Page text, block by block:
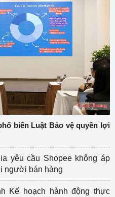
biến Luật Bảo vệ quyền lợi
yêu cầu Shopee không áp
người bán hàng
Kế hoạch hành động thực